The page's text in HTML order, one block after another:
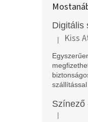
A termék
| Kiss
A termék
|